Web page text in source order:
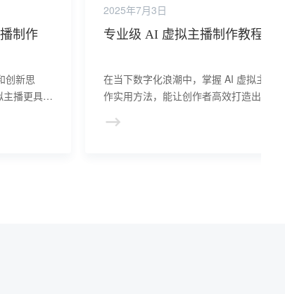
制作
创新思
播更具表
2025年7月3日
专业级 AI 虚拟主播制作教程
在当下数字化浪潮中，掌握 AI 虚拟主播
作实用方法，能让创作者高效打造出优质